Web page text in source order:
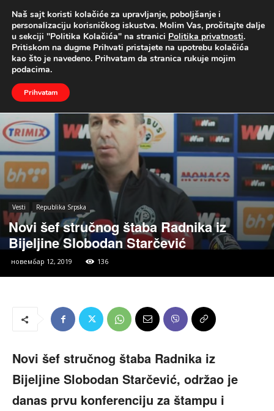
UŽIVO
Naslovna Vesti Republika Srpska
Vesti Republika Srpska
Novi šef stručnog štaba Radnika iz
Bijeljine Slobodan Starčević
новембар 12, 2019 136
Novi šef stručnog štaba Radnika iz
Bijeljine Slobodan Starčević, održao je
danas prvu konferenciju za štampu i
Naš sajt koristi kolačiće za upravljanje, poboljšanje i
personalizaciju korisničkog iskustva. Molim Vas, pročitajte dalje
u sekciji "Politika Kolačića" na stranici Politika privatnosti.
Pritiskom na dugme Prihvati pristajete na upotrebu kolačića
kao što je navedeno. Prihvatam da stranica rukuje mojim
podacima.
Prihvatam